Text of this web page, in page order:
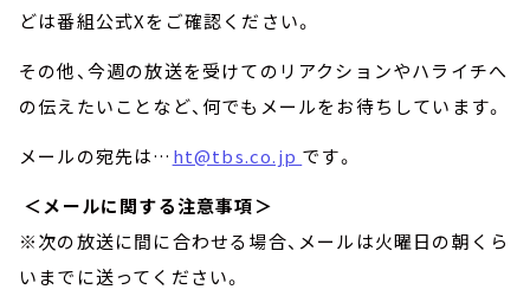
どは番組公式Xをご確認ください。
その他、今週の放送を受けてのリアクションやハライチへ
の伝えたいことなど、何でもメールをお待ちしています。
メールの宛先は… ht@tbs.co.jp です。
＜メールに関する注意事項＞
※次の放送に間に合わせる場合、メールは火曜日の朝くら
いまでに送ってください。